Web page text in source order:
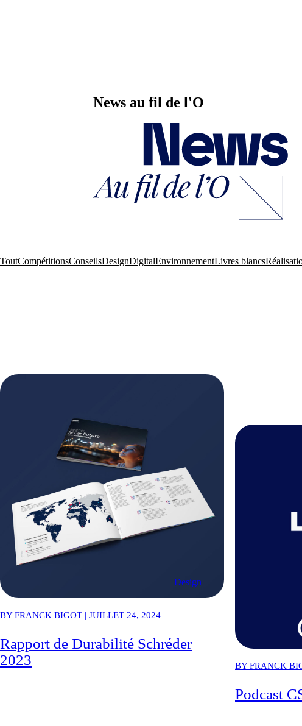
News au fil de l'O
ToutCompétitionsConseilsDesignDigitalEnvironnementLivres blancs
Design
BY FRANCK BIGOT | JUILLET 24, 2024
Rapport de Durabilité Schréder
2023
BY FRANCK
Podcast